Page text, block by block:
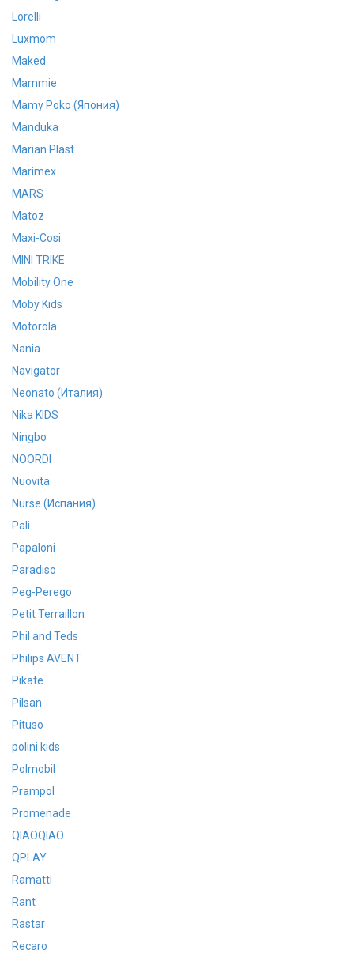
Lorelli
Luxmom
Maked
Mammie
Mamy Poko (Япония)
Manduka
Marian Plast
Marimex
MARS
Matoz
Maxi-Cosi
MINI TRIKE
Mobility One
Moby Kids
Motorola
Nania
Navigator
Neonato (Италия)
Nika KIDS
Ningbo
NOORDI
Nuovita
Nurse (Испания)
Pali
Papaloni
Paradiso
Peg-Perego
Petit Terraillon
Phil and Teds
Philips AVENT
Pikate
Pilsan
Pituso
polini kids
Polmobil
Prampol
Promenade
QIAOQIAO
QPLAY
Ramatti
Rant
Rastar
Recaro